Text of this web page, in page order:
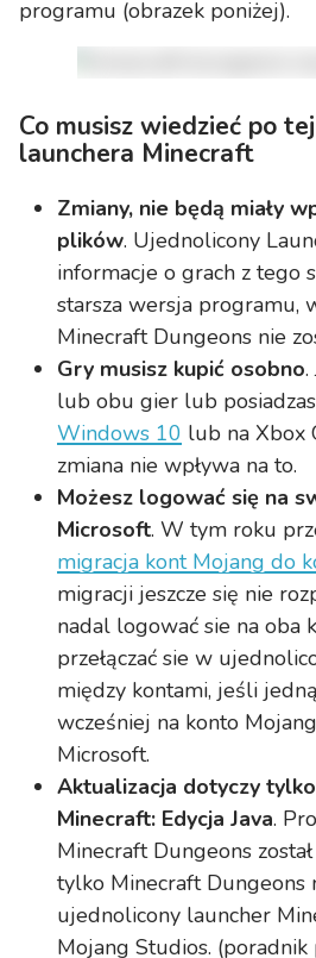
programu (obrazek poniżej).
Co musisz wiedzieć po
launchera Minecraft
Zmiany, nie będą miały
plików. Ujednolicony
informacje o grach z tego
starsza wersja programu,
Minecraft Dungeons nie
Gry musisz kupić osobno.
lub obu gier lub
Windows 10 lub na Xbox
zmiana nie wpływa na to.
Możesz logować się na
Microsoft. W tym roku
migracja kont Mojang do
migracji jeszcze się nie
nadal logować sie na oba
przełączać sie w
między kontami, jeśli
wcześniej na konto
Microsoft.
Aktualizacja dotyczy
Minecraft: Edycja Java.
Minecraft Dungeons
tylko Minecraft Dungeons
ujednolicony launcher
Mojang Studios. (poradnik